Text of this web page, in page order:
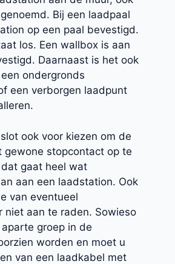
Bij een laadpaal
op een paal bevestigd.
los. Een wallbox is aan
Daarnaast is het ook
ondergronds
een verborgen laadpunt
ook voor kiezen om de
gewone stopcontact op te
gaat heel wat
aan een laadstation. Ook
van eventueel
niet aan te raden. Sowieso
groep in de
worden en moet u
van een laadkabel met